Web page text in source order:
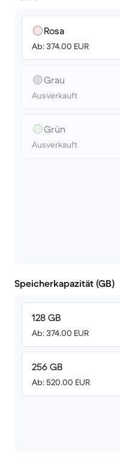
Rosa
Ab: 374.00 EUR
Grau
Ausverkauft
Grün
Ausverkauft
Speicherkapazität (GB)
128 GB
Ab: 374.00 EUR
256 GB
Ab: 520.00 EUR